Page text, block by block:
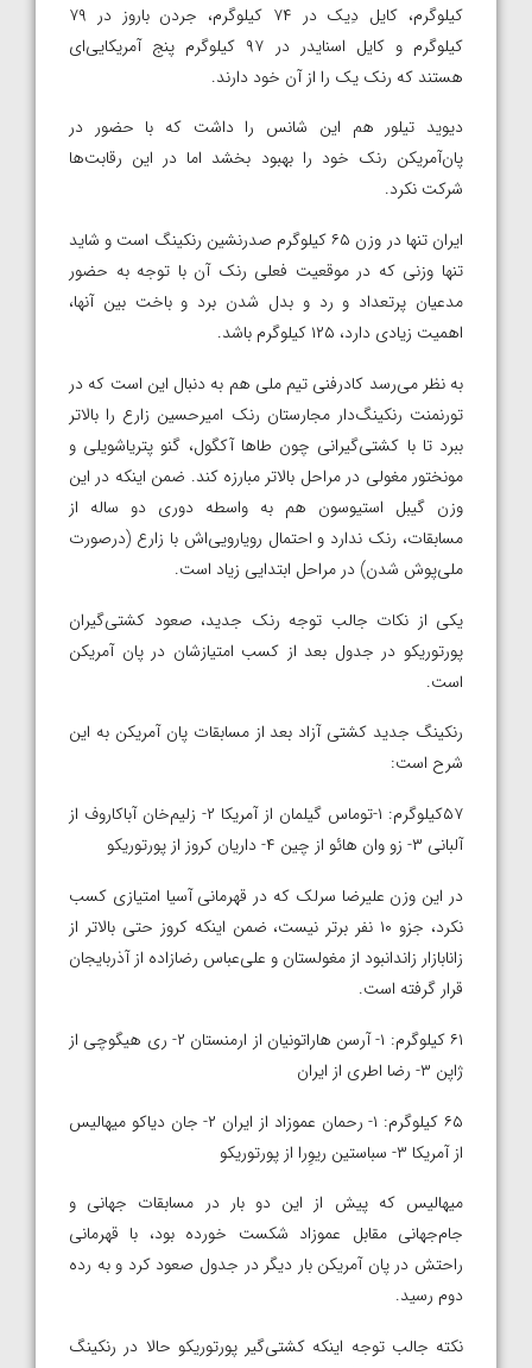
کیلوگرم، کایل دِیک در ۷۴ کیلوگرم، جردن باروز در ۷۹
کیلوگرم و کایل اسنایدر در ۹۷ کیلوگرم پنج آمریکایی‌ای
هستند که رنک یک را از آن خود دارند.
دیوید تیلور هم این شانس را داشت که با حضور در
پان‌آمریکن رنک خود را بهبود بخشد اما در این رقابت‌ها
شرکت نکرد.
ایران تنها در وزن ۶۵ کیلوگرم صدرنشین رنکینگ است و شاید
تنها وزنی که در موقعیت فعلی رنک آن با توجه به حضور
مدعیان پرتعداد و رد و بدل شدن برد و باخت بین آنها،
اهمیت زیادی دارد، ۱۲۵ کیلوگرم باشد.
به نظر می‌رسد کادرفنی تیم ملی هم به دنبال این است که در
تورنمنت رنکینگ‌دار مجارستان رنک امیرحسین زارع را بالاتر
ببرد تا با کشتی‌گیرانی چون طاها آکگول، گنو پتریاشویلی و
مونختور مغولی در مراحل بالاتر مبارزه کند. ضمن اینکه در این
وزن گیبل استیوسون هم به واسطه دوری دو ساله از
مسابقات، رنک ندارد و احتمال رویارویی‌اش با زارع (درصورت
ملی‌پوش شدن) در مراحل ابتدایی زیاد است.
یکی از نکات جالب توجه رنک جدید، صعود کشتی‌گیران
پورتوریکو در جدول بعد از کسب امتیازشان در پان آمریکن
است.
رنکینگ جدید کشتی آزاد بعد از مسابقات پان آمریکن به این
شرح است:
۵۷کیلوگرم: ۱-توماس گیلمان از آمریکا ۲- زلیم‌خان آباکاروف از
آلبانی ۳- زو وان هائو از چین ۴- داریان کروز از پورتوریکو
در این وزن علیرضا سرلک که در قهرمانی آسیا امتیازی کسب
نکرد، جزو ۱۰ نفر برتر نیست، ضمن اینکه کروز حتی بالاتر از
زانابازار زاندانبود از مغولستان و علی‌عباس رضازاده از آذربایجان
قرار گرفته است.
۶۱ کیلوگرم: ۱- آرسن هاراتونیان از ارمنستان ۲- ری هیگوچی از
ژاپن ۳- رضا اطری از ایران
۶۵ کیلوگرم: ۱- رحمان عموزاد از ایران ۲- جان دیاکو میهالیس
از آمریکا ۳- سباستین ریوِرا از پورتوریکو
میهالیس که پیش از این دو بار در مسابقات جهانی و
جام‌جهانی مقابل عموزاد شکست خورده بود، با قهرمانی
راحتش در پان آمریکن بار دیگر در جدول صعود کرد و به رده
دوم رسید.
نکته جالب توجه اینکه کشتی‌گیر پورتوریکو حالا در رنکینگ